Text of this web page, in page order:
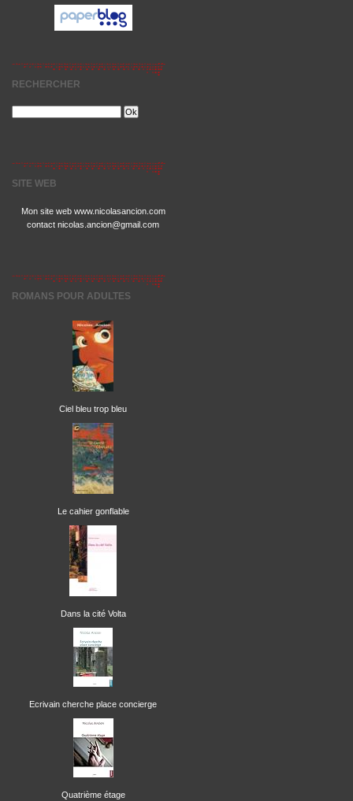
RECHERCHER
SITE WEB
Mon site web www.nicolasancion.com
contact nicolas.ancion@gmail.com
ROMANS POUR ADULTES
Ciel bleu trop bleu
Le cahier gonflable
Dans la cité Volta
Ecrivain cherche place concierge
Quatrième étage